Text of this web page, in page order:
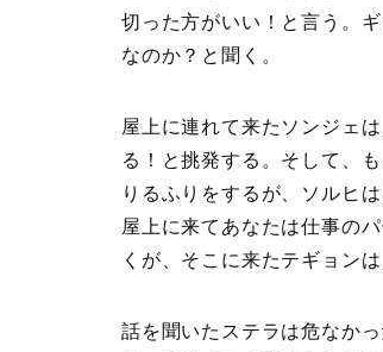
切った方がいい！と言う。
なのか？と聞く。
屋上に連れて来たソンジェ
る！と挑発する。そして、
りるふりをするが、ソルヒ
屋上に来てあなたは仕事の
くが、そこに来たテギョン
話を聞いたステラは危なか